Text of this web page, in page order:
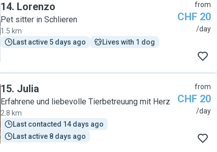
14. Lorenzo
Pet sitter in Schlieren
1.5 km
Last active 5 days ago
Lives with 1 dog
from
CHF 20
/day
15. Julia
Erfahrene und liebevolle Tierbetreuung mit Herz
2.8 km
Last contacted 14 days ago
Last active 8 days ago
from
CHF 20
/day